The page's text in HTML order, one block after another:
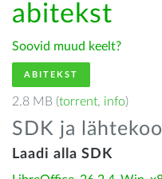
abitekst
Soovid muud keelt?
ABITEKST
2.8 MB (torrent, info)
SDK ja
Laadi alla SDK